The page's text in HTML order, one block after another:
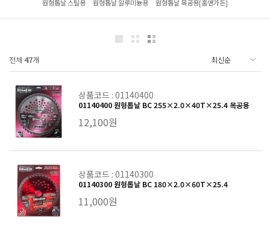
원형톱날 스틸용
원형톱날 알루미늄용 원형톱날 목공용[홈앤가든]
전체 47개
상품코드 : 01140400
01140400 원형톱날 BC 255×2.0×40T×25.4 목공용
12,100원
상품코드 : 01140300
01140300 원형톱날 BC 180×2.0×60T×25.4
11,000원